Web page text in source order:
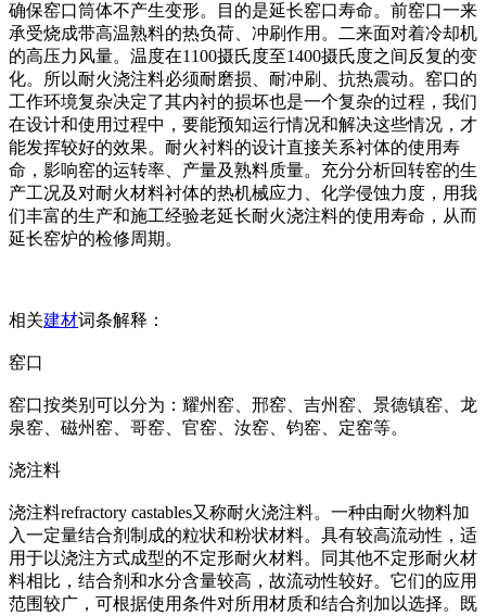
确保窑口筒体不产生变形。目的是延长窑口寿命。前窑口一来
承受烧成带高温熟料的热负荷、冲刷作用。二来面对着冷却机
的高压力风量。温度在1100摄氏度至1400摄氏度之间反复的变
化。所以耐火浇注料必须耐磨损、耐冲刷、抗热震动。窑口的
工作环境复杂决定了其内衬的损坏也是一个复杂的过程，我们
在设计和使用过程中，要能预知运行情况和解决这些情况，才
能发挥较好的效果。耐火衬料的设计直接关系衬体的使用寿
命，影响窑的运转率、产量及熟料质量。充分分析回转窑的生
产工况及对耐火材料衬体的热机械应力、化学侵蚀力度，用我
们丰富的生产和施工经验老延长耐火浇注料的使用寿命，从而
延长窑炉的检修周期。
相关建材词条解释：
窑口
窑口按类别可以分为：耀州窑、邢窑、吉州窑、景德镇窑、龙
泉窑、磁州窑、哥窑、官窑、汝窑、钧窑、定窑等。
浇注料
浇注料refractory castables又称耐火浇注料。一种由耐火物料加
入一定量结合剂制成的粒状和粉状材料。具有较高流动性，适
用于以浇注方式成型的不定形耐火材料。同其他不定形耐火材
料相比，结合剂和水分含量较高，故流动性较好。它们的应用
范围较广，可根据使用条件对所用材质和结合剂加以选择。既